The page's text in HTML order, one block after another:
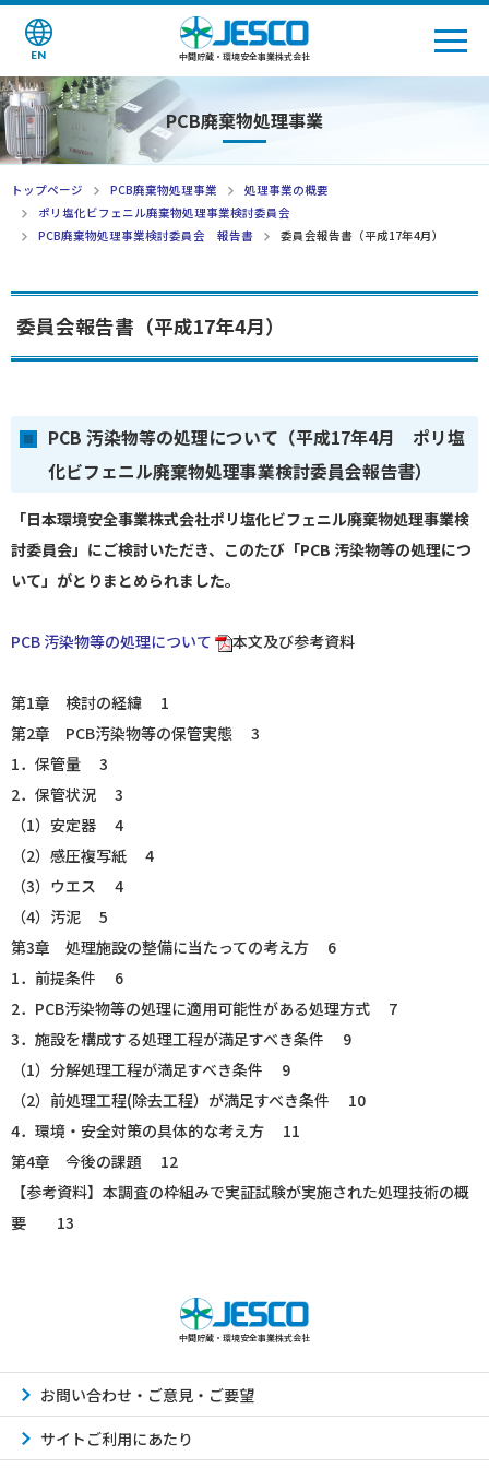
中間貯蔵・環境安全事業株式会社
EN
PCB廃棄物処理事業
トップページ PCB廃棄物処理事業
処理事業の概要
ポリ塩化ビフェニル廃棄物処理事業検討委員会
PCB廃棄物処理事業検討委員会 報告書
委員会報告書（平成17年4月）
委員会報告書（平成17年4月）
PCB 汚染物等の処理について（平成17年4月 ポリ塩
化ビフェニル廃棄物処理事業検討委員会報告書）
「日本環境安全事業株式会社ポリ塩化ビフェニル廃棄物処理事業検
討委員会」にご検討いただき、このたび「PCB 汚染物等の処理につ
いて」がとりまとめられました。
PCB 汚染物等の処理について 本文及び参考資料
第1章 検討の経緯 1
第2章 PCB汚染物等の保管実態 3
1．保管量 3
2．保管状況 3
（1）安定器 4
（2）感圧複写紙 4
（3）ウエス 4
（4）汚泥 5
第3章 処理施設の整備に当たっての考え方 6
1．前提条件 6
2．PCB汚染物等の処理に適用可能性がある処理方式 7
3．施設を構成する処理工程が満足すべき条件 9
（1）分解処理工程が満足すべき条件 9
（2）前処理工程(除去工程）が満足すべき条件 10
4．環境・安全対策の具体的な考え方 11
第4章 今後の課題 12
【参考資料】本調査の枠組みで実証試験が実施された処理技術の概
要 13
中間貯蔵・環境安全事業株式会社
お問い合わせ・ご意見・ご要望
サイトご利用にあたり